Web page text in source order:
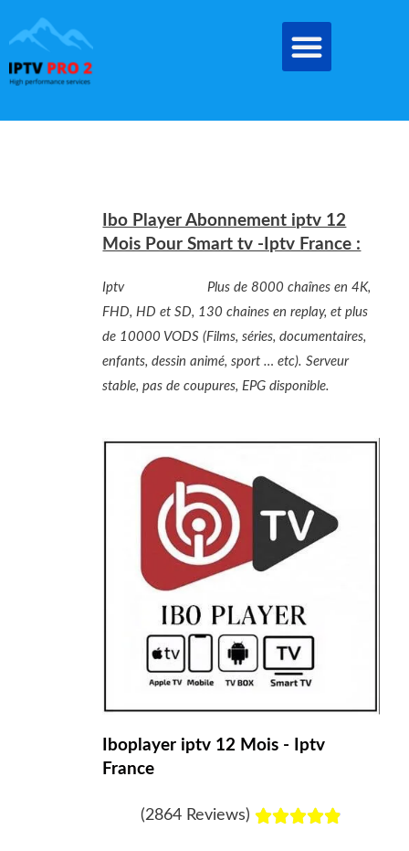
au
contenu
Ibo Player Abonnement iptv 12
Mois Pour Smart tv -Iptv France :
Iptv
Plus de 8000 chaînes en 4K,
FHD, HD et SD, 130 chaines en replay, et plus
de 10000 VODS (Films, séries, documentaires,
enfants, dessin animé, sport … etc). Serveur
stable, pas de coupures, EPG disponible.
Iboplayer iptv 12 Mois - Iptv
France
(2864 Reviews) 